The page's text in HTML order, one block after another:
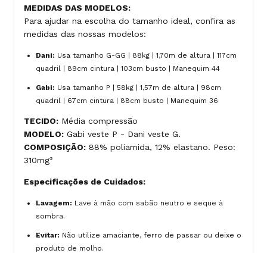
MEDIDAS DAS MODELOS:
Para ajudar na escolha do tamanho ideal, confira as
medidas das nossas modelos:
Dani: Usa tamanho G-GG | 88kg | 1,70m de altura | 117cm
quadril | 89cm cintura | 103cm busto | Manequim 44
Gabi: Usa tamanho P | 58kg | 1,57m de altura | 98cm
quadril | 67cm cintura | 88cm busto | Manequim 36
TECIDO: Média compressão
MODELO: Gabi veste P - Dani veste G.
COMPOSIÇÃO: 88% poliamida, 12% elastano. Peso:
310mg²
Especificações de Cuidados:
Lavagem: Lave à mão com sabão neutro e seque à
sombra.
Evitar: Não utilize amaciante, ferro de passar ou deixe o
produto de molho.